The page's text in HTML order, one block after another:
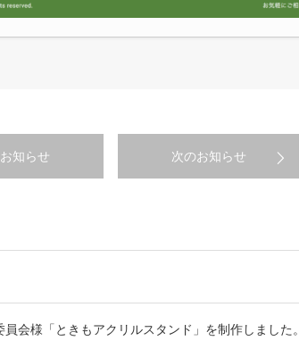
知らせ 次のお知らせ
会様「ときもアクリルスタンド」を制作しました。